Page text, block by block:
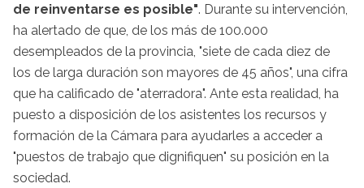
de reinventarse es posible". Durante su intervención,
ha alertado de que, de los más de 100.000
desempleados de la provincia, "siete de cada diez de
los de larga duración son mayores de 45 años", una cifra
que ha calificado de "aterradora". Ante esta realidad, ha
puesto a disposición de los asistentes los recursos y
formación de la Cámara para ayudarles a acceder a
"puestos de trabajo que dignifiquen" su posición en la
sociedad.